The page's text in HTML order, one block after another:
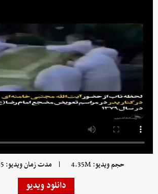
حجم ویدیو: 4.35M | مدت زمان ویدیو: 00:00:35
دانلود ویدیو